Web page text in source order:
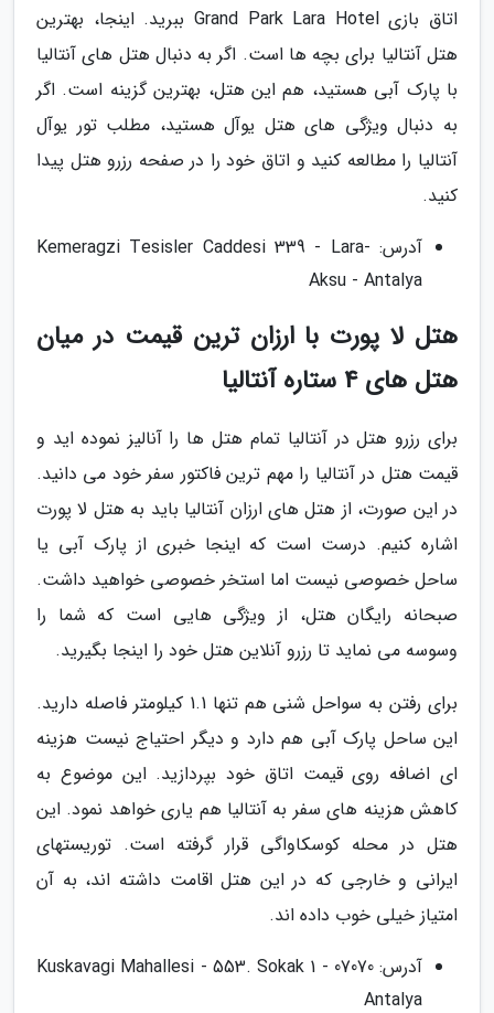
اتاق بازی Grand Park Lara Hotel ببرید. اینجا، بهترین
هتل آنتالیا برای بچه ها است. اگر به دنبال هتل های آنتالیا
با پارک آبی هستید، هم این هتل، بهترین گزینه است. اگر
به دنبال ویژگی های هتل یوآل هستید، مطلب تور یوآل
آنتالیا را مطالعه کنید و اتاق خود را در صفحه رزرو هتل پیدا
کنید.
آدرس: Kemeragzi Tesisler Caddesi 339 - Lara-
Aksu - Antalya
هتل لا پورت با ارزان ترین قیمت در میان
هتل های 4 ستاره آنتالیا
برای رزرو هتل در آنتالیا تمام هتل ها را آنالیز نموده اید و
قیمت هتل در آنتالیا را مهم ترین فاکتور سفر خود می دانید.
در این صورت، از هتل های ارزان آنتالیا باید به هتل لا پورت
اشاره کنیم. درست است که اینجا خبری از پارک آبی یا
ساحل خصوصی نیست اما استخر خصوصی خواهید داشت.
صبحانه رایگان هتل، از ویژگی هایی است که شما را
وسوسه می نماید تا رزرو آنلاین هتل خود را اینجا بگیرید.
برای رفتن به سواحل شنی هم تنها 1.1 کیلومتر فاصله دارید.
این ساحل پارک آبی هم دارد و دیگر احتیاج نیست هزینه
ای اضافه روی قیمت اتاق خود بپردازید. این موضوع به
کاهش هزینه های سفر به آنتالیا هم یاری خواهد نمود. این
هتل در محله کوسکاواگی قرار گرفته است. توریستهای
ایرانی و خارجی که در این هتل اقامت داشته اند، به آن
امتیاز خیلی خوب داده اند.
آدرس: Kuskavagi Mahallesi - 553. Sokak 1 - 07070
Antalya